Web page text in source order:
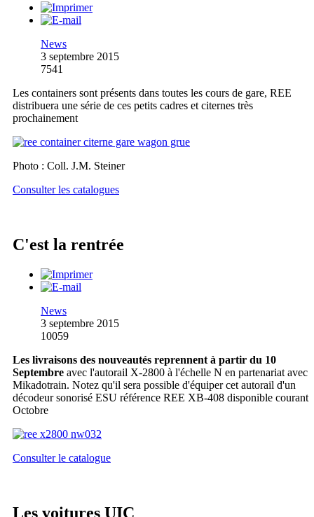
News
3 septembre 2015
7541
Les containers sont présents dans toutes les cours de gare, REE
distribuera une série de ces petits cadres et citernes très
prochainement
Photo : Coll. J.M. Steiner
Consulter les catalogues
C'est la rentrée
News
3 septembre 2015
10059
Les livraisons des nouveautés reprennent à partir du 10
Septembre avec l'autorail X-2800 à l'échelle N en partenariat avec
Mikadotrain. Notez qu'il sera possible d'équiper cet autorail d'un
décodeur sonorisé ESU référence REE XB-408 disponible courant
Octobre
Consulter le catalogue
Les voitures UIC